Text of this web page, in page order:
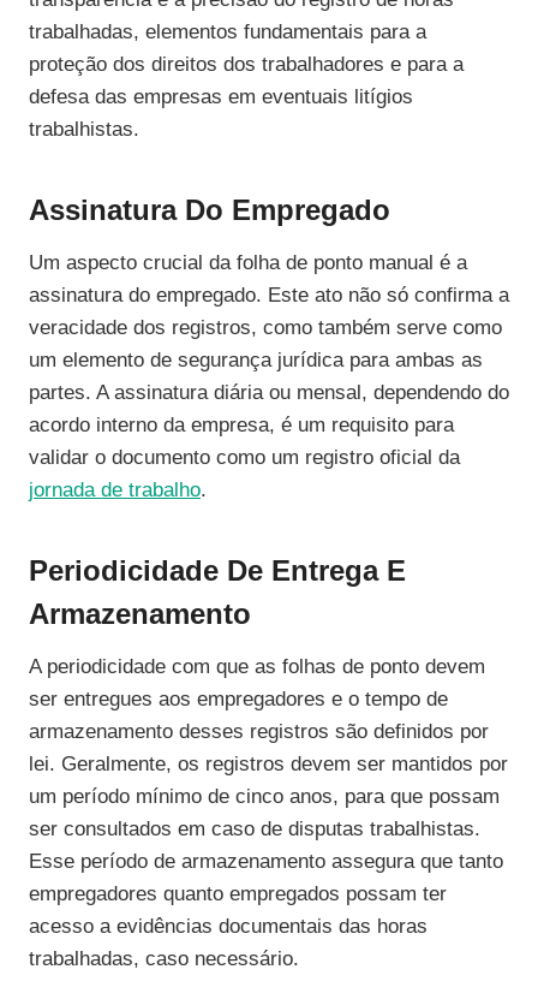
trabalhadas, elementos fundamentais para a
proteção dos direitos dos trabalhadores e para a
defesa das empresas em eventuais litígios
trabalhistas.
Assinatura Do Empregado
Um aspecto crucial da folha de ponto manual é a
assinatura do empregado. Este ato não só confirma a
veracidade dos registros, como também serve como
um elemento de segurança jurídica para ambas as
partes. A assinatura diária ou mensal, dependendo do
acordo interno da empresa, é um requisito para
validar o documento como um registro oficial da
jornada de trabalho.
Periodicidade De Entrega E
Armazenamento
A periodicidade com que as folhas de ponto devem
ser entregues aos empregadores e o tempo de
armazenamento desses registros são definidos por
lei. Geralmente, os registros devem ser mantidos por
um período mínimo de cinco anos, para que possam
ser consultados em caso de disputas trabalhistas.
Esse período de armazenamento assegura que tanto
empregadores quanto empregados possam ter
acesso a evidências documentais das horas
trabalhadas, caso necessário.